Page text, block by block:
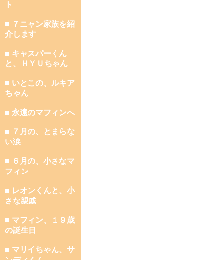
ト
■ ７ニャン家族を紹
介します
■ キャスパーくん
と、ＨＹＵちゃん
■ いとこの、ルキア
ちゃん
■ 永遠のマフィンへ
■ ７月の、とまらな
い涙
■ ６月の、小さなマ
フィン
■ レオンくんと、小
さな親戚
■ マフィン、１９歳
の誕生日
■ マリイちゃん、サ